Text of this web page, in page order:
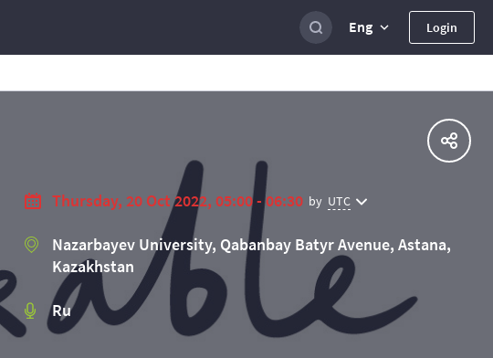
Eng Login
Thursday, 20 Oct 2022, 05:00 - 06:30 by UTC
Nazarbayev University, Qabanbay Batyr Avenue, Astana,
Kazakhstan
Ru